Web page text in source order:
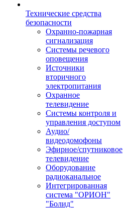
Технические средства
безопасности
Охранно-пожарная
сигнализация
Системы речевого
оповещения
Источники
вторичного
электропитания
Охранное
телевидение
Системы контроля и
управления доступом
Аудио/
видеодомофоны
Эфирное/спутниковое
телевидение
Оборудование
радиоканальное
Интегрированная
система "ОРИОН"
"Болид"